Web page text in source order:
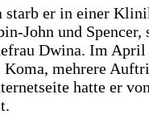
starb er in einer
John und Spencer,
Dwina. Im April
mehrere
hatte er